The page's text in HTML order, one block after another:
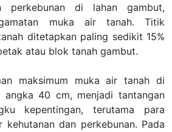
perkebunan di lahan gambut,
muka air tanah. Titik
ditetapkan paling sedikit 15%
atau blok tanah gambut.
maksimum muka air tanah di
angka 40 cm, menjadi tantangan
kepentingan, terutama para
kehutanan dan perkebunan. Pada